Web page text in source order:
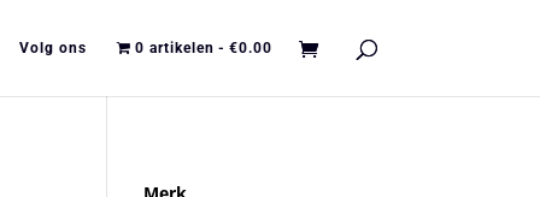
Volg ons 0 artikelen €0.00